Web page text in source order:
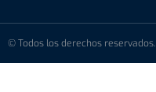
© Todos los derechos reservados.